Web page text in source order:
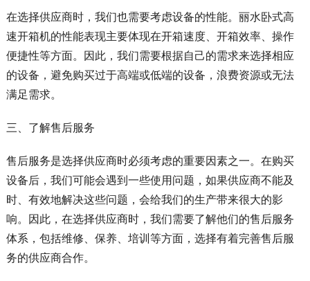
在选择供应商时，我们也需要考虑设备的性能。丽水卧式高
速开箱机的性能表现主要体现在开箱速度、开箱效率、操作
便捷性等方面。因此，我们需要根据自己的需求来选择相应
的设备，避免购买过于高端或低端的设备，浪费资源或无法
满足需求。
三、了解售后服务
售后服务是选择供应商时必须考虑的重要因素之一。在购买
设备后，我们可能会遇到一些使用问题，如果供应商不能及
时、有效地解决这些问题，会给我们的生产带来很大的影
响。因此，在选择供应商时，我们需要了解他们的售后服务
体系，包括维修、保养、培训等方面，选择有着完善售后服
务的供应商合作。